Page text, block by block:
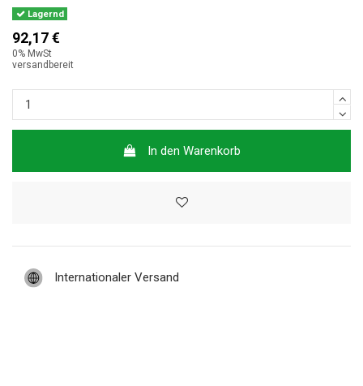
Lagernd
92,17 €
0% MwSt
versandbereit
In den Warenkorb
Internationaler Versand